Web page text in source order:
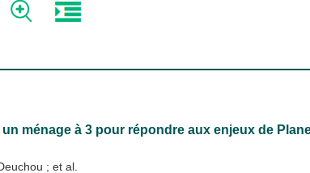
ménage à 3 pour répondre aux enjeux de
; et al.